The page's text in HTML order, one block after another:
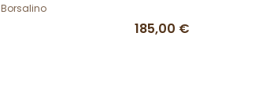
Borsalino
185,00 €